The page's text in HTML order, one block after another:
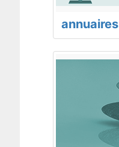
annuaires